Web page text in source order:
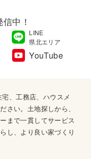
中！
LINE
県北エリア
YouTube
、工務店、ハウスメ
さい。土地探しから、
まで一貫してサービス
し、より良い家づくり